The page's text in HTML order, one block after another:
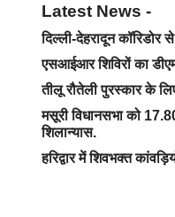
Latest News -
दिल्ली-देहरादून कॉरिडोर
एसआईआर शिविरों का
तीलू रौतेली पुरस्कार के
मसूरी विधानसभा को
शिलान्यास.
हरिद्वार में शिवभक्त